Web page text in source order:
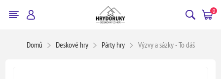
0
Domů Deskové hry Párty hry Výzvy a sázky - To dáš